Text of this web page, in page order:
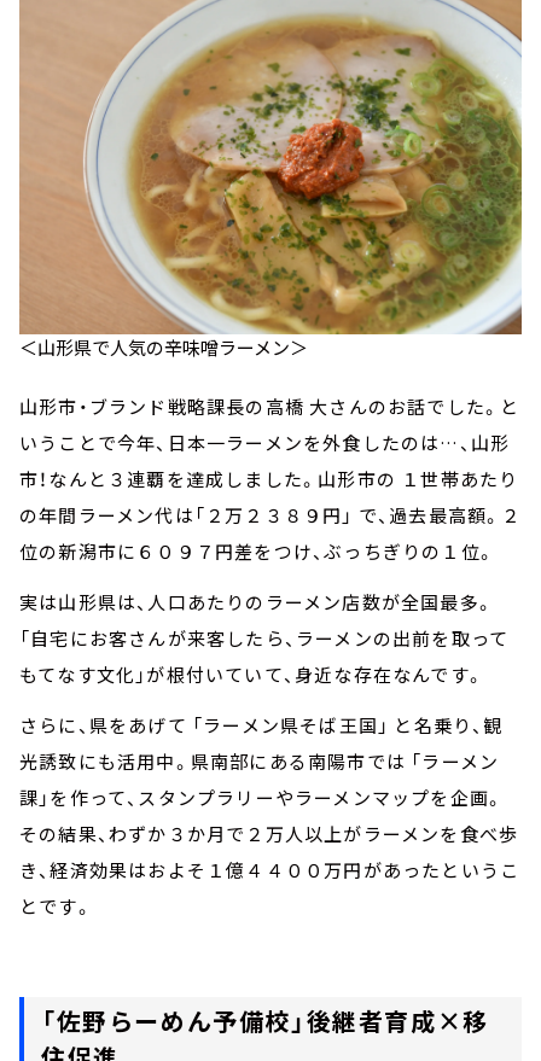
＜山形県で人気の辛味噌ラーメン＞
山形市・ブランド戦略課長の高橋 大さんのお話でした。と
いうことで今年、日本一ラーメンを外食したのは…、山形
市！なんと３連覇を達成しました。山形市の １世帯あたり
の年間ラーメン代は「２万２３８９円」 で、過去最高額。２
位の新潟市に６０９７円差をつけ、ぶっちぎりの１位。
実は山形県は、人口あたりのラーメン店数が全国最多。
「自宅にお客さんが来客したら、ラーメンの出前を取って
もてなす文化」が根付いていて、身近な存在なんです。
さらに、県をあげて 「ラーメン県そば王国」 と名乗り、観
光誘致にも活用中。県南部にある南陽市では 「ラーメン
課」を作って、スタンプラリーやラーメンマップを企画。
その結果、わずか３か月で２万人以上がラーメンを食べ歩
き、経済効果はおよそ１億４４００万円があったというこ
とです。
「佐野らーめん予備校」後継者育成×移